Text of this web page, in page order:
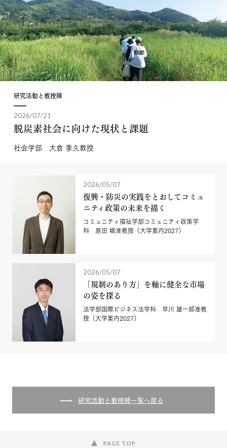
研究活動と教授陣
2026/07/21
脱炭素社会に向けた現状と課題
社会学部 大倉 季久教授
2026/05/07
復興・防災の実践をとおしてコミュ
ニティ政策の未来を描く
コミュニティ福祉学部コミュニティ政策学
科 原田 峻准教授（大学案内2027）
2026/05/07
「規制のあり方」を軸に健全な市場
の姿を探る
法学部国際ビジネス法学科 早川 雄一郎准教
授（大学案内2027）
研究活動と教授陣一覧へ戻る
PAGE TOP